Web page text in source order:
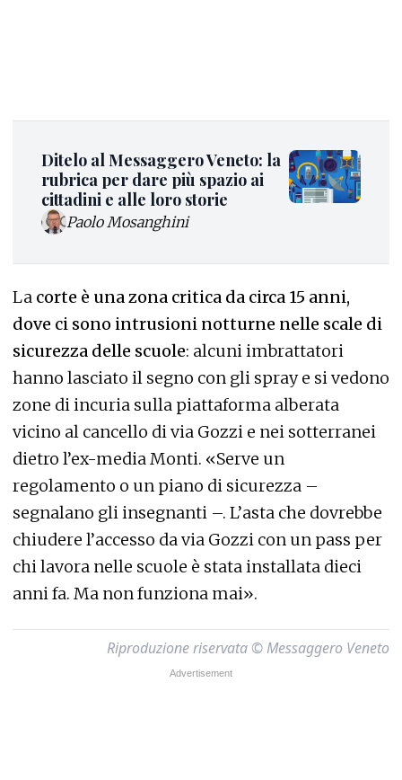
Ditelo al Messaggero Veneto: la
rubrica per dare più spazio ai
cittadini e alle loro storie
Paolo Mosanghini
La corte è una zona critica da circa 15 anni,
dove ci sono intrusioni notturne nelle scale di
sicurezza delle scuole: alcuni imbrattatori
hanno lasciato il segno con gli spray e si vedono
zone di incuria sulla piattaforma alberata
vicino al cancello di via Gozzi e nei sotterranei
dietro l’ex-media Monti. «Serve un
regolamento o un piano di sicurezza –
segnalano gli insegnanti –. L’asta che dovrebbe
chiudere l’accesso da via Gozzi con un pass per
chi lavora nelle scuole è stata installata dieci
anni fa. Ma non funziona mai».
Riproduzione riservata © Messaggero Veneto